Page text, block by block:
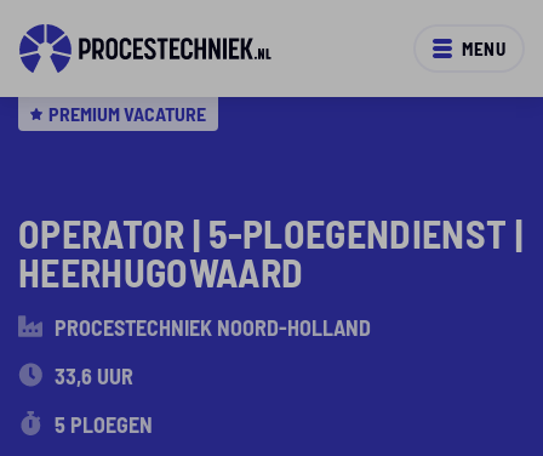
MENU
OPERATOR | 5-PLOEGENDIENST |
HEERHUGOWAARD
PREMIUM VACATURE
PROCESTECHNIEK NOORD-HOLLAND
33,6 UUR
5 PLOEGEN